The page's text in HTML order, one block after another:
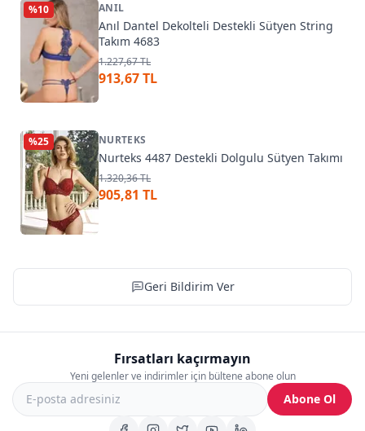
%10 ANIL
Anıl Dantel Dekolteli Destekli Sütyen String
Takım 4683
1.227,67 TL
913,67 TL
%25 NURTEKS
Nurteks 4487 Destekli Dolgulu Sütyen Takımı
1.320,36 TL
905,81 TL
Geri Bildirim Ver
Fırsatları kaçırmayın
Yeni gelenler ve indirimler için bültene abone olun
Abone Ol